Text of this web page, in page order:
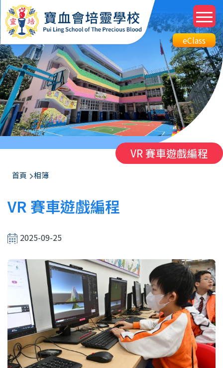
移至主內容
Top
eClass
Btn
eClass
VR 賽車遊戲編程
導
連
首頁 相簿
VR 賽車遊戲編程
2025-09-25